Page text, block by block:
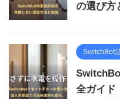
の選び方
SwitchBot
全ガイド